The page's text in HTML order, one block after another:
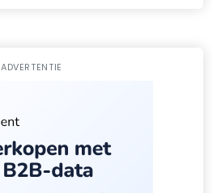
ADVERTENTIE